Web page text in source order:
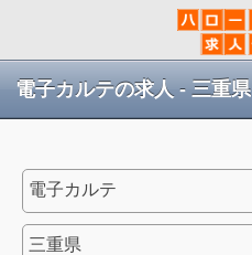
電子カルテの求人 - 三重県